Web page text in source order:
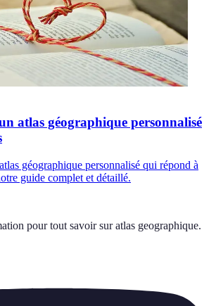
atlas géographique personnalisé
géographique personnalisé qui répond à
guide complet et détaillé.
pour tout savoir sur atlas geographique.